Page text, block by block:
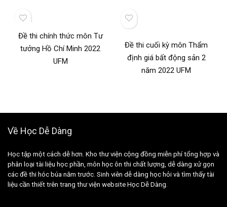
Đề thi chính thức môn Tư
tưởng Hồ Chí Minh 2022
UFM
Đề thi cuối kỳ môn Thẩm
định giá bất động sản 2
năm 2022 UFM
Về Học Dễ Dàng
Học tập một cách dễ hơn. Kho thư viện cộng đồng miễn phí tổng hợp và
phân loại tài liệu học phần, môn học ôn thi chất lượng, dễ dàng xử gọn
các đề thi hóc búa năm trước. Sinh viên dễ dàng học hỏi và tìm thấy tài
liệu cần thiết trên trang thư viện website Học Dễ Dàng.